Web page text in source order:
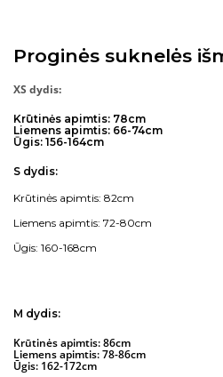
Proginės suknelės
XS dydis:
Krūtinės apimtis: 78cm
Liemens apimtis: 66-74cm
Ūgis: 156-164cm
S dydis:
Krūtinės apimtis: 82cm
Liemens apimtis: 72-80cm
Ūgis: 160-168cm
M dydis:
Krūtinės apimtis: 86cm
Liemens apimtis: 78-86cm
Ūgis: 162-172cm